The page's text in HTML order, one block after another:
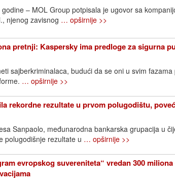
– MOL Group potpisala je ugovor sa
njenog zavisnog … opširnije >>
pretnji: Kaspersky ima predloge za sigurna
sajberkriminalaca, budući da se oni u svim
… opširnije >>
rekordne rezultate u prvom polugodištu,
Sanpaolo, međunarodna bankarska grupacija u
polugodišnje rezultate u … opširnije >>
evropskog suvereniteta“ vredan 300